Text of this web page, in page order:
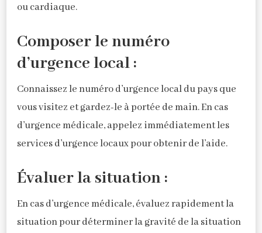
ou cardiaque.
Composer le numéro
d’urgence local :
Connaissez le numéro d’urgence local du pays que
vous visitez et gardez-le à portée de main. En cas
d’urgence médicale, appelez immédiatement les
services d’urgence locaux pour obtenir de l’aide.
Évaluer la situation :
En cas d’urgence médicale, évaluez rapidement la
situation pour déterminer la gravité de la situation